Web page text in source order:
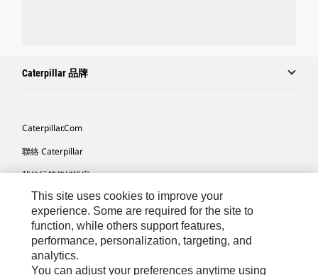
Caterpillar 品牌
Caterpillar.com
聯絡 Caterpillar
我的行銷偏好設定
網站地圖
Cookie Settings
法律
隱私權
This site uses cookies to improve your
experience. Some are required for the site to
function, while others support features,
performance, personalization, targeting, and
analytics.
You can adjust your preferences anytime using